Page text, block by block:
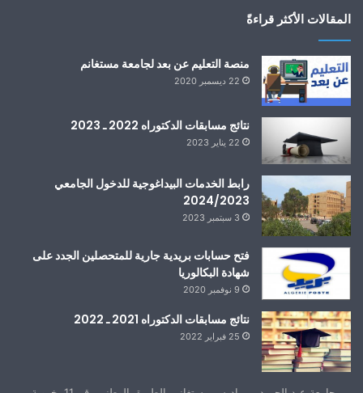
المقالات الأكثر قراءةً
منصة التعليم عن بعد لجامعة مستغانم
22 ديسمبر 2020
نتائج مسابقات الدكتوراه 2022 ـ 2023
22 يناير 2023
رابط الخدمات البيداغوجية للدخول الجامعي
2024/2023
3 سبتمبر 2023
فتح حسابات بريدية جارية للمتحصلين الجدد على
شهادة البكالوريا
9 نوفمبر 2020
نتائج مسابقات الدكتوراه 2021 ـ 2022
25 فبراير 2022